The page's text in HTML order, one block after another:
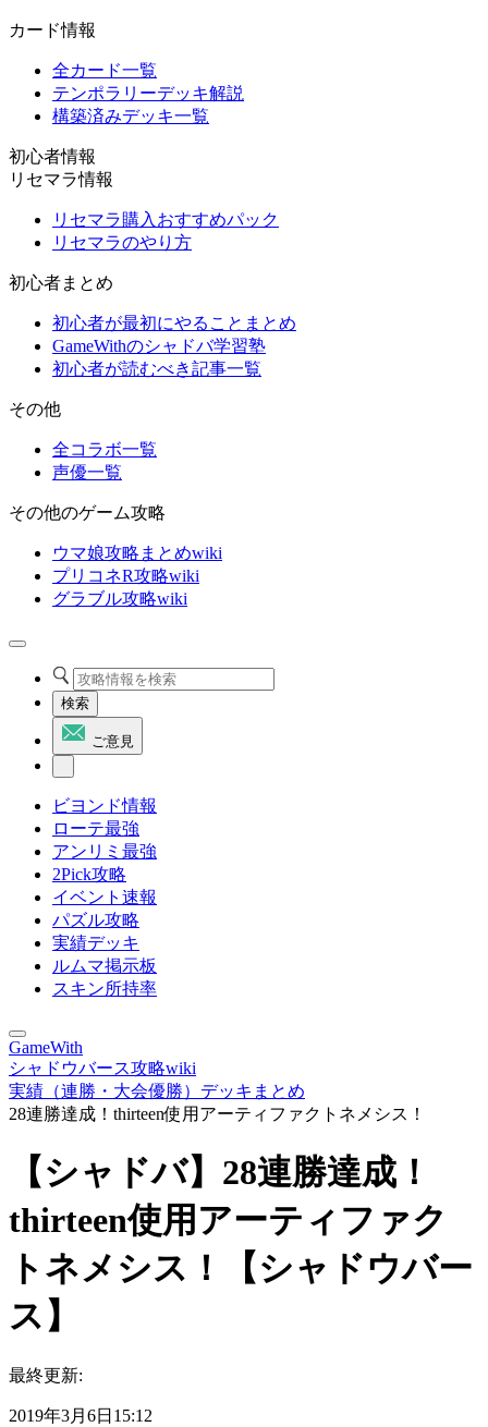
カード情報
全カード一覧
テンポラリーデッキ解説
構築済みデッキ一覧
初心者情報
リセマラ情報
リセマラ購入おすすめパック
リセマラのやり方
初心者まとめ
初心者が最初にやることまとめ
GameWithのシャドバ学習塾
初心者が読むべき記事一覧
その他
全コラボ一覧
声優一覧
その他のゲーム攻略
ウマ娘攻略まとめwiki
プリコネR攻略wiki
グラブル攻略wiki
検索
ご意見
ビヨンド情報
ローテ最強
アンリミ最強
2Pick攻略
イベント速報
パズル攻略
実績デッキ
ルムマ掲示板
スキン所持率
GameWith
シャドウバース攻略wiki
実績（連勝・大会優勝）デッキまとめ
28連勝達成！thirteen使用アーティファクトネメシス！
【シャドバ】28連勝達成！
thirteen使用アーティファク
トネメシス！【シャドウバー
ス】
最終更新:
2019年3月6日15:12